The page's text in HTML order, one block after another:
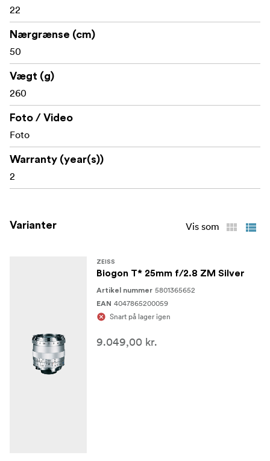
22
Nærgrænse (cm)
50
Vægt (g)
260
Foto / Video
Foto
Warranty (year(s))
2
Varianter Vis som
ZEISS
Biogon T* 25mm f/2.8 ZM Silver
Artikel nummer 5801365652
EAN 4047865200059
Snart på lager igen
9.049,00 kr.